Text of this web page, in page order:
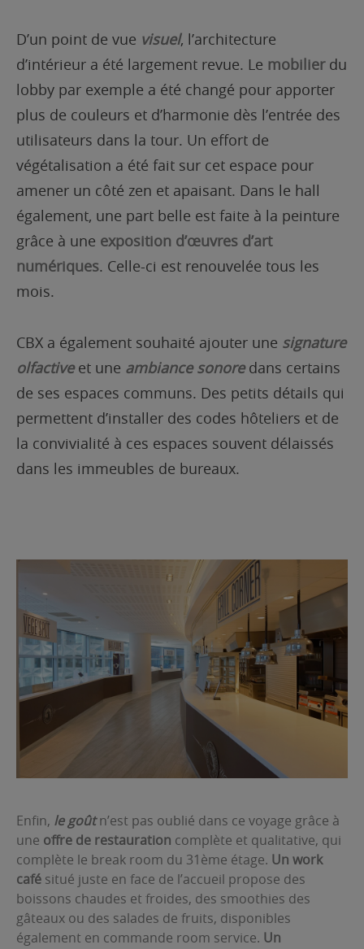
D’un point de vue visuel, l’architecture
d’intérieur a été largement revue. Le mobilierdu
lobby par exemple a été changé pour apporter
plus de couleurs et d’harmonie dès l’entrée des
utilisateurs dans la tour. Un effort de
végétalisation a été fait sur cet espace pour
amener un côté zen et apaisant. Dans le hall
également, une part belle est faite à la peinture
grâce à une exposition d’œuvres d’art
numériques. Celle-ci est renouvelée tous les
mois.
CBX a également souhaité ajouter une signature
olfactiveet une ambiance sonoredans certains
de ses espaces communs. Des petits détails qui
permettent d’installer des codes hôteliers et de
la convivialité à ces espaces souvent délaissés
dans les immeubles de bureaux.
Enfin, le goûtn’est pas oublié dans ce voyage grâce à
une offre de restauration complète et qualitative, qui
complète le break room du 31ème étage. Un work
café situé juste en face de l’accueil propose des
boissons chaudes et froides, des smoothies des
gâteaux ou des salades de fruits, disponibles
également en commande room service. Un